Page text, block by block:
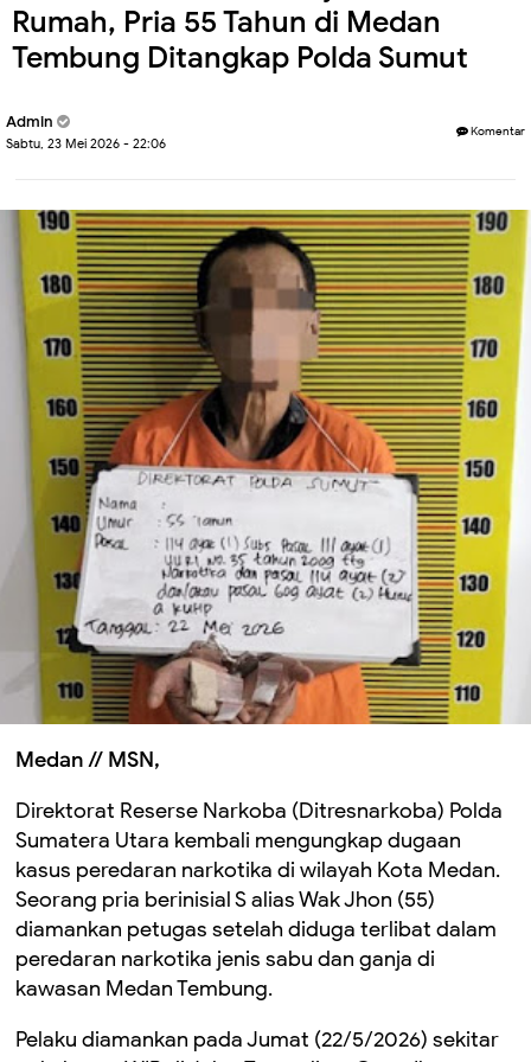
Rumah, Pria 55 Tahun di Medan
Tembung Ditangkap Polda Sumut
Admin
Sabtu, 23 Mei 2026 - 22:06
Komentar
Medan // MSN,
Direktorat Reserse Narkoba (Ditresnarkoba) Polda
Sumatera Utara kembali mengungkap dugaan
kasus peredaran narkotika di wilayah Kota Medan.
Seorang pria berinisial S alias Wak Jhon (55)
diamankan petugas setelah diduga terlibat dalam
peredaran narkotika jenis sabu dan ganja di
kawasan Medan Tembung.
Pelaku diamankan pada Jumat (22/5/2026) sekitar